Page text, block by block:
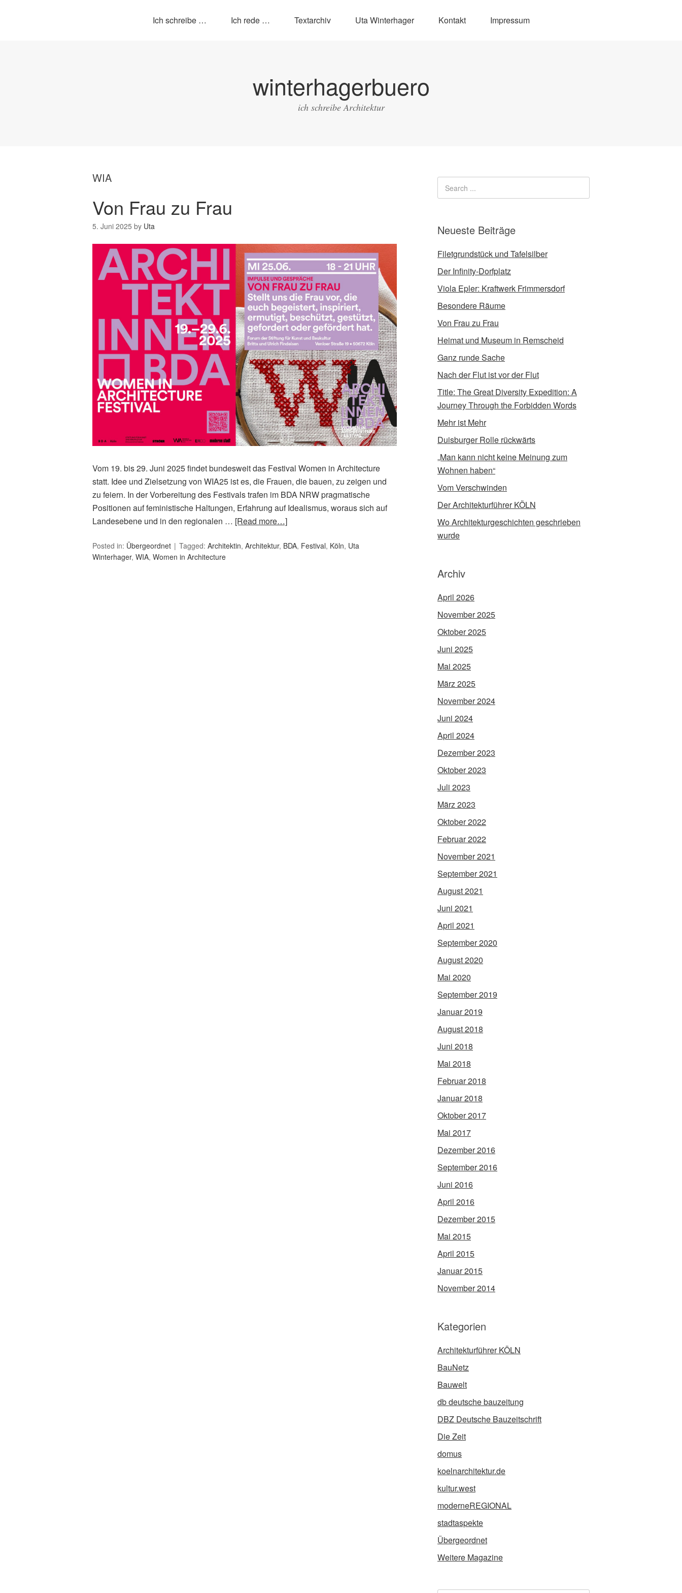
Ich schreibe … Ich rede … Textarchiv Uta Winterhager Kontakt Impressum
winterhagerbuero
ich schreibe Architektur
WIA
Von Frau zu Frau
5. Juni 2025 by Uta
Vom 19. bis 29. Juni 2025 findet bundesweit das Festival Women in Architecture
statt. Idee und Zielsetzung von WIA25 ist es, die Frauen, die bauen, zu zeigen und
zu feiern. In der Vorbereitung des Festivals trafen im BDA NRW pragmatische
Positionen auf feministische Haltungen, Erfahrung auf Idealismus, woraus sich auf
Landesebene und in den regionalen … [Read more…]
Posted in: Übergeordnet Tagged: Architektin, Architektur, BDA, Festival, Köln, Uta
Winterhager, WIA, Women in Architecture
Neueste Beiträge
Filetgrundstück und Tafelsilber
Der Infinity-Dorfplatz
Viola Epler: Kraftwerk Frimmersdorf
Besondere Räume
Von Frau zu Frau
Heimat und Museum in Remscheid
Ganz runde Sache
Nach der Flut ist vor der Flut
Title: The Great Diversity Expedition: A
Journey Through the Forbidden Words
Mehr ist Mehr
Duisburger Rolle rückwärts
„Man kann nicht keine Meinung zum
Wohnen haben“
Vom Verschwinden
Der Architekturführer KÖLN
Wo Architekturgeschichten geschrieben
wurde
Archiv
April 2026
November 2025
Oktober 2025
Juni 2025
Mai 2025
März 2025
November 2024
Juni 2024
April 2024
Dezember 2023
Oktober 2023
Juli 2023
März 2023
Oktober 2022
Februar 2022
November 2021
September 2021
August 2021
Juni 2021
April 2021
September 2020
August 2020
Mai 2020
September 2019
Januar 2019
August 2018
Juni 2018
Mai 2018
Februar 2018
Januar 2018
Oktober 2017
Mai 2017
Dezember 2016
September 2016
Juni 2016
April 2016
Dezember 2015
Mai 2015
April 2015
Januar 2015
November 2014
Kategorien
Architekturführer KÖLN
BauNetz
Bauwelt
db deutsche bauzeitung
DBZ Deutsche Bauzeitschrift
Die Zeit
domus
koelnarchitektur.de
kultur.west
moderneREGIONAL
stadtaspekte
Übergeordnet
Weitere Magazine